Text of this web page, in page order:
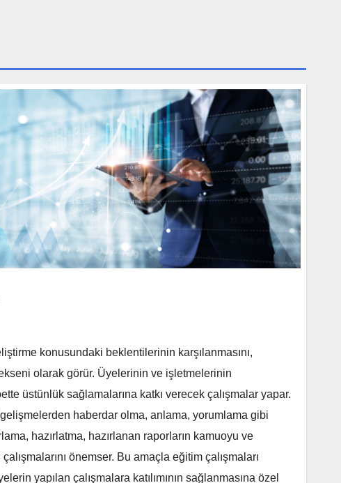
konusundaki beklentilerinin karşılanmasını,
ekseni olarak görür. Üyelerinin ve işletmelerinin
üstünlük sağlamalarına katkı verecek çalışmalar yapar.
haberdar olma, anlama, yorumlama gibi
hazırlatma, hazırlanan raporların kamuoyu ve
önemser. Bu amaçla eğitim çalışmaları
yapılan çalışmalara katılımının sağlanmasına özel